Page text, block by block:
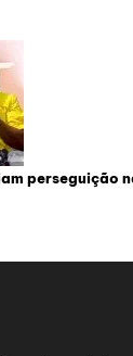
perseguição